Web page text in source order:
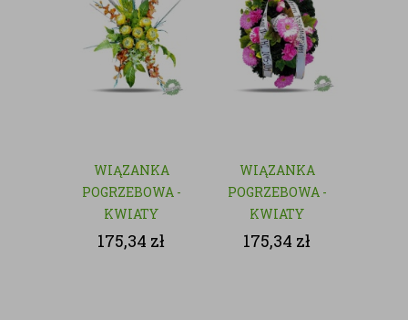
WIĄZANKA
POGRZEBOWA -
KWIATY
SZTUCZNE
175,34 zł
WIĄZANKA
POGRZEBOWA -
KWIATY
SZTUCZNE
175,34 zł